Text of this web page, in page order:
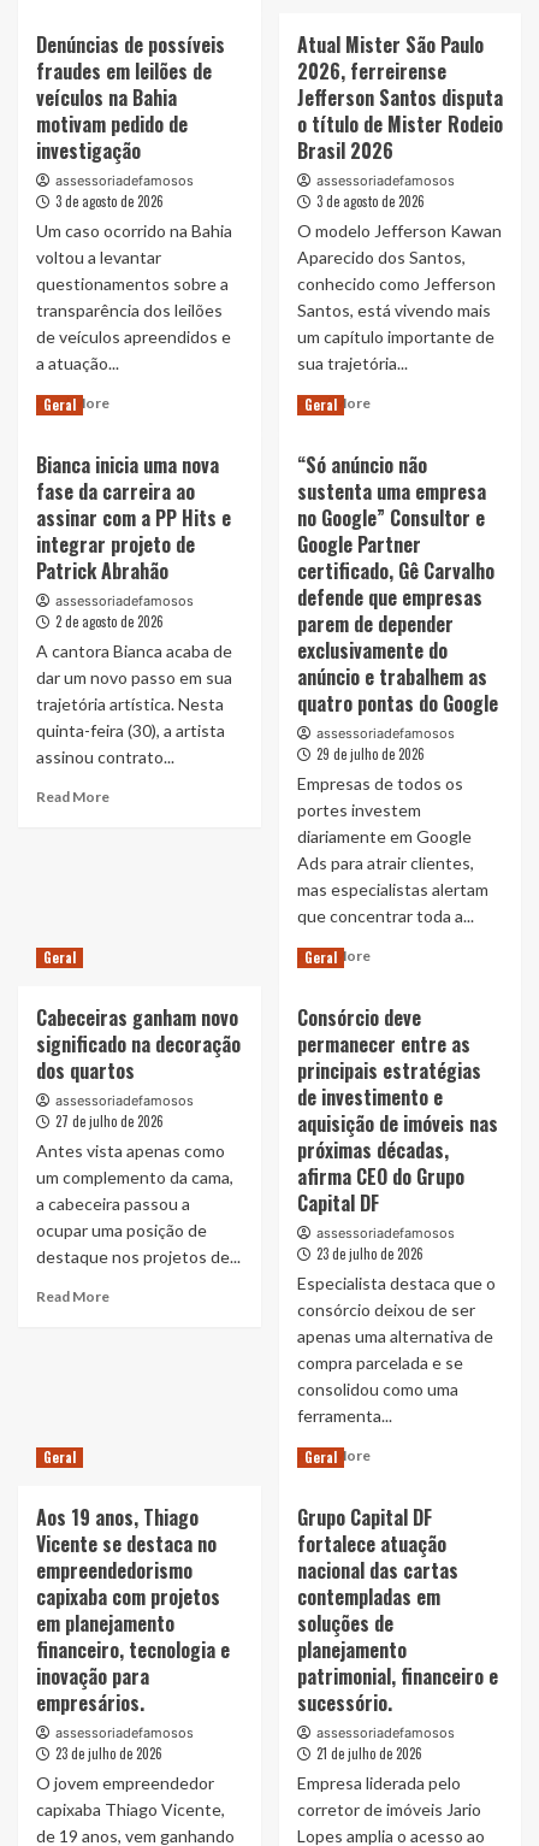
José
do
Brasil
Conecta
Cachoeiro
de
Itapemirim
ao
Maior
Clube
com
a
Parceria
e
Flamengo
Longevus”,
Luiz
Paulo
Foggetti,
já
está
à
venda
Amazon
e
propõe
reflexão
sobre
sociedade
Denúncias de possíveis
fraudes em leilões de
veículos na Bahia
motivam pedido de
investigação
assessoriadefamosos
3 de agosto de 2026
Um caso ocorrido na Bahia
voltou a levantar
questionamentos sobre a
transparência dos leilões
de veículos apreendidos e
a atuação...
Read MoreRead
Denúncias
de
possíveis
fraudes
em
leilões
de
veículos
na
Bahia
motivam
de
investigação
Atual Mister São Paulo
2026, ferreirense
Jefferson Santos disputa
o título de Mister Rodeio
Brasil 2026
assessoriadefamosos
3 de agosto de 2026
O modelo Jefferson Kawan
Aparecido dos Santos,
conhecido como Jefferson
Santos, está vivendo mais
um capítulo importante de
sua trajetória...
Read MoreRead
Atual
Mister
São
Paulo
2026,
ferreirense
Jefferson
Santos
disputa
o
título
Mister
Rodeio
Brasil
2026
Geral
Bianca inicia uma nova
fase da carreira ao
assinar com a PP Hits e
integrar projeto de
Patrick Abrahão
assessoriadefamosos
2 de agosto de 2026
A cantora Bianca acaba de
dar um novo passo em sua
trajetória artística. Nesta
quinta-feira (30), a artista
assinou contrato...
Read MoreRead
ao
assinar
com
PP
e
integrar
projeto
de
Geral
“Só anúncio não
sustenta uma empresa
no Google” Consultor e
Google Partner
certificado, Gê Carvalho
defende que empresas
parem de depender
exclusivamente do
anúncio e trabalhem as
quatro pontas do Google
assessoriadefamosos
29 de julho de 2026
Empresas de todos os
portes investem
diariamente em Google
Ads para atrair clientes,
mas especialistas alertam
que concentrar toda a...
Read MoreRead
“Só
anúncio
não
sustenta
uma
empresa
no
Google”
Consultor
e
Google
certificado,
Gê
Carvalho
defende
que
empresas
de
do
anúncio
e
trabalhem
as
quatro
pontas
do
Google
Geral
Cabeceiras ganham novo
significado na decoração
dos quartos
assessoriadefamosos
27 de julho de 2026
Antes vista apenas como
um complemento da cama,
a cabeceira passou a
ocupar uma posição de
destaque nos projetos de...
Read MoreRead
quartos
Geral
Consórcio deve
permanecer entre as
principais estratégias
de investimento e
aquisição de imóveis nas
próximas décadas,
afirma CEO do Grupo
Capital DF
assessoriadefamosos
23 de julho de 2026
Especialista destaca que o
consórcio deixou de ser
apenas uma alternativa de
compra parcelada e se
consolidou como uma
ferramenta...
Read MoreRead
Consórcio
deve
permanecer
entre
as
principais
estratégias
de
investimento
e
aquisição
imóveis
nas
próximas
Geral
Aos 19 anos, Thiago
Vicente se destaca no
empreendedorismo
capixaba com projetos
em planejamento
financeiro, tecnologia e
inovação para
empresários.
assessoriadefamosos
23 de julho de 2026
O jovem empreendedor
capixaba Thiago Vicente,
de 19 anos, vem ganhando
Geral
Grupo Capital DF
fortalece atuação
nacional das cartas
contempladas em
soluções de
planejamento
patrimonial, financeiro e
sucessório.
assessoriadefamosos
21 de julho de 2026
Empresa liderada pelo
corretor de imóveis Jario
Lopes amplia o acesso ao